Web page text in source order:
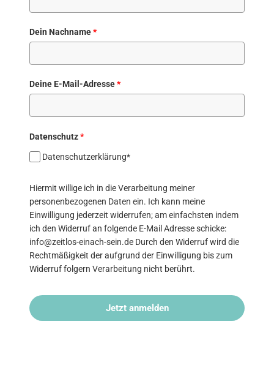
Dein Nachname*
Deine E-Mail-Adresse*
Datenschutz*
Datenschutzerklärung*
Hiermit willige ich in die Verarbeitung meiner
personenbezogenen Daten ein. Ich kann meine
Einwilligung jederzeit widerrufen; am einfachsten indem
ich den Widerruf an folgende E-Mail Adresse schicke:
info@zeitlos-einach-sein.de Durch den Widerruf wird die
Rechtmäßigkeit der aufgrund der Einwilligung bis zum
Widerruf folgern Verarbeitung nicht berührt.
Jetzt anmelden